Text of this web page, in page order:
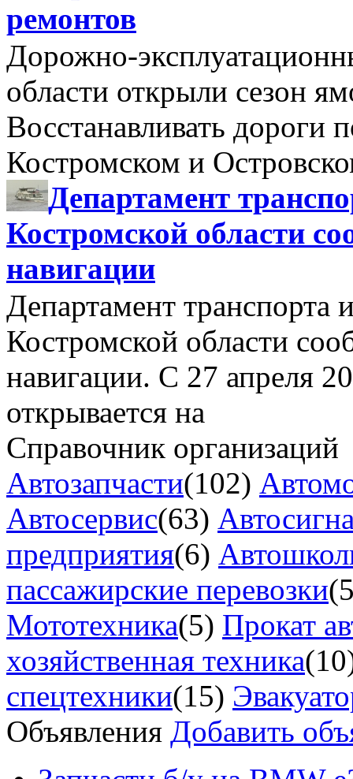
ремонтов
Дорожно-
области открыли сезон
Восстанавливать дороги
Костромском и
Департамент
Костромской области
навигации
Департамент транспорта
Костромской области
навигации. С 27 апреля
открывается на
Справочник организаций
Автозапчасти(102)
Автосервис(63)
предприятия(6)
пассажирские перевозки
Мототехника(5) Прокат
хозяйственная техника
спецтехники(15)
Объявления Добавить